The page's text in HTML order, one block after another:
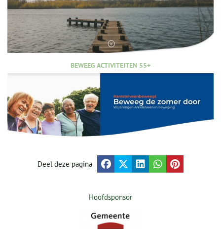
BEWEEG ACTIVITEITEN 55+
Deel deze pagina
Hoofdsponsor